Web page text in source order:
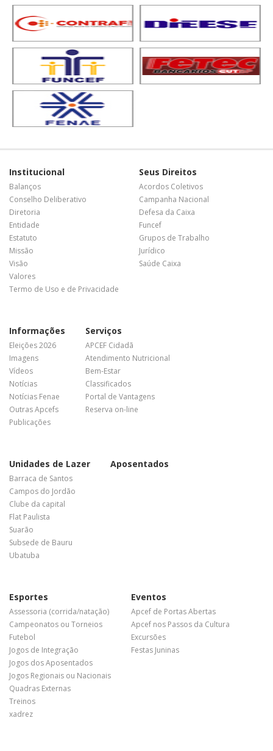
Institucional
Balanços
Conselho Deliberativo
Diretoria
Entidade
Estatuto
Missão
Visão
Valores
Termo de Uso e de Privacidade
Seus Direitos
Acordos Coletivos
Campanha Nacional
Defesa da Caixa
Funcef
Grupos de Trabalho
Jurídico
Saúde Caixa
Informações
Eleições 2026
Imagens
Vídeos
Notícias
Notícias Fenae
Outras Apcefs
Publicações
Serviços
APCEF Cidadã
Atendimento Nutricional
Bem-Estar
Classificados
Portal de Vantagens
Reserva on-line
Unidades de Lazer
Barraca de Santos
Campos do Jordão
Clube da capital
Flat Paulista
Suarão
Subsede de Bauru
Ubatuba
Aposentados
Esportes
Assessoria (corrida/natação)
Campeonatos ou Torneios
Futebol
Jogos de Integração
Jogos dos Aposentados
Jogos Regionais ou Nacionais
Quadras Externas
Treinos
xadrez
Eventos
Apcef de Portas Abertas
Apcef nos Passos da Cultura
Excursões
Festas Juninas